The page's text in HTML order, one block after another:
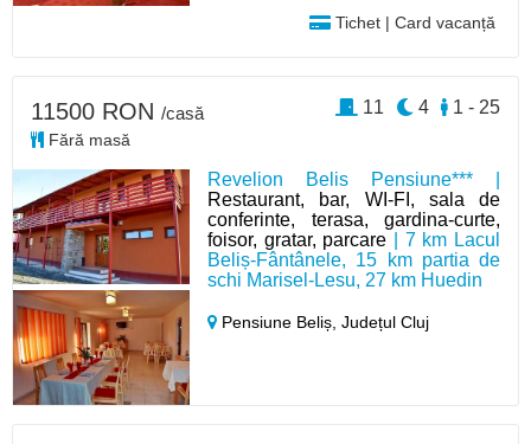
Tichet | Card vacanță
Revelion Belis Pensiune*** |
Restaurant, bar, WI-FI, sala de
conferinte, terasa, gardina-curte,
foisor, gratar, parcare | 7 km Lacul
Beliș-Fântânele, 15 km partia de
schi Marisel-Lesu, 27 km Huedin
Pensiune Beliș,Județul Cluj
11500 RON /casă
Fără masă
1 - 25
4
11